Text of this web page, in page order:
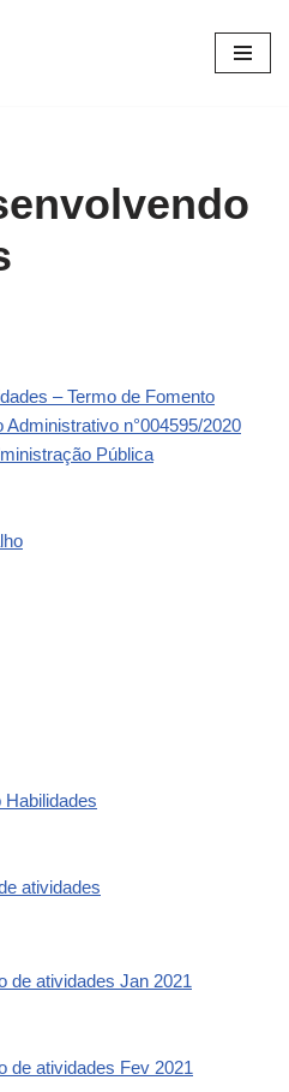
– Termo de Fomento
n°004595/2020
Pública
atividades
de atividades Jan 2021
de atividades Fev 2021